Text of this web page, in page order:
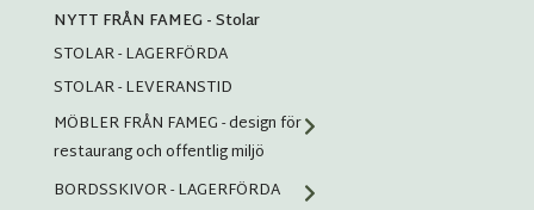
NYTT FRÅN FAMEG - Stolar
STOLAR - LAGERFÖRDA
STOLAR - LEVERANSTID
MÖBLER FRÅN FAMEG - design för
restaurang och offentlig miljö
BORDSSKIVOR - LAGERFÖRDA